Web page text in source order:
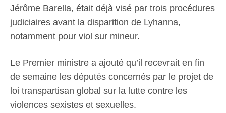
Jérôme Barella, était déjà visé par trois procédures
judiciaires avant la disparition de Lyhanna,
notamment pour viol sur mineur.
Le Premier ministre a ajouté qu’il recevrait en fin
de semaine les députés concernés par le projet de
loi transpartisan global sur la lutte contre les
violences sexistes et sexuelles.